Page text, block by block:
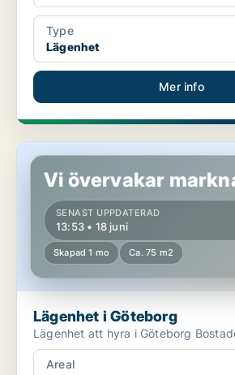
Type
Lägenhet
Mer info
Lägenhet i Göteborg
Vi övervakar
SENAST UPPDATERAD
13:53 • 18 juni
Skapad 1 mo Ca. 75 m2
Lägenhet i Göteborg
Lägenhet att
Areal